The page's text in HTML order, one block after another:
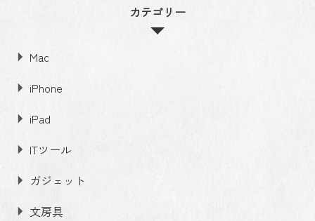
カテゴリー
Mac
iPhone
iPad
ITツール
ガジェット
文房具